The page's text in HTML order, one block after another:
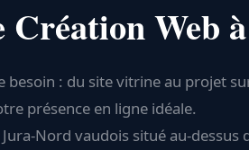
Création Web
besoin : du site vitrine au projet
présence en ligne idéale.
Nord vaudois situé au-dessus